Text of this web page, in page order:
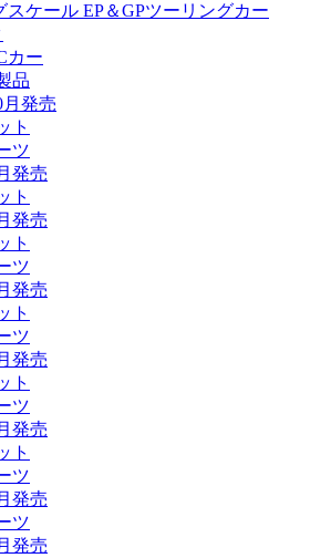
スケール EP＆GPツーリングカー
カー
品
月発売
ト
ツ
発売
ト
発売
ト
ツ
発売
ト
ツ
発売
ト
ツ
発売
ト
ツ
発売
ツ
発売